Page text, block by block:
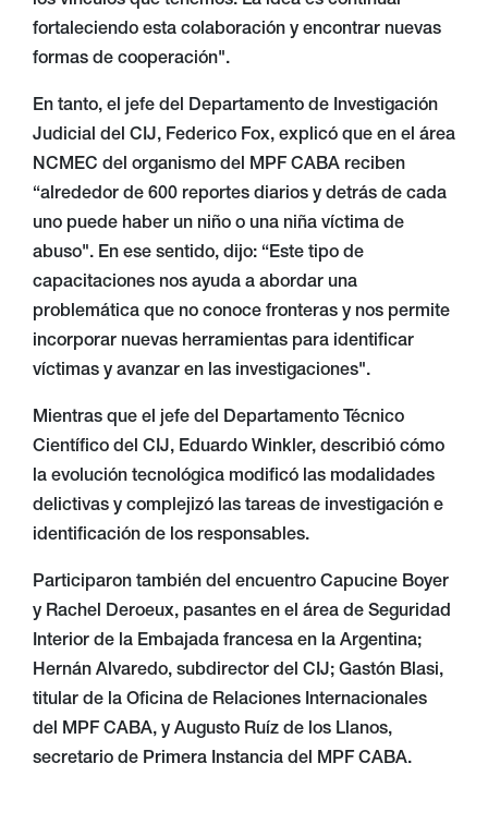
fortaleciendo esta colaboración y encontrar nuevas
formas de cooperación".
En tanto, el jefe del Departamento de Investigación
Judicial del CIJ, Federico Fox, explicó que en el área
NCMEC del organismo del MPF CABA reciben
“alrededor de 600 reportes diarios y detrás de cada
uno puede haber un niño o una niña víctima de
abuso". En ese sentido, dijo: “Este tipo de
capacitaciones nos ayuda a abordar una
problemática que no conoce fronteras y nos permite
incorporar nuevas herramientas para identificar
víctimas y avanzar en las investigaciones".
Mientras que el jefe del Departamento Técnico
Científico del CIJ, Eduardo Winkler, describió cómo
la evolución tecnológica modificó las modalidades
delictivas y complejizó las tareas de investigación e
identificación de los responsables.
Participaron también del encuentro Capucine Boyer
y Rachel Deroeux, pasantes en el área de Seguridad
Interior de la Embajada francesa en la Argentina;
Hernán Alvaredo, subdirector del CIJ; Gastón Blasi,
titular de la Oficina de Relaciones Internacionales
del MPF CABA, y Augusto Ruíz de los Llanos,
secretario de Primera Instancia del MPF CABA.